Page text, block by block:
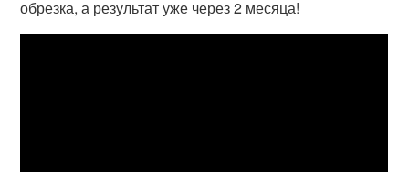
обрезка, а результат уже через 2 месяца!